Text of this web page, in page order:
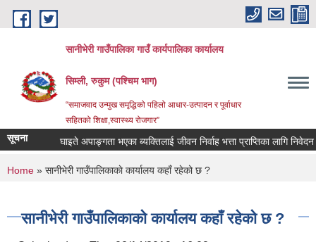
Skip to main content
सानीभेरी गाउँपालिका गाउँ कार्यपालिका कार्यालय
सिम्ली, रुकुम (पश्चिम भाग)
“समाजवाद उन्मुख समृद्धिको पहिलो आधार-उत्पादन र पूर्वाधार
सहितको शिक्षा,स्वास्थ्य रोजगार”
सूचना घाइते अपाङ्गता भएका ब्यक्तिलाई जीवन निर्वाह भत्ता प्राप्तिका लागि निवेदन
You are here
Home » सानीभेरी गाउँपालिकाकाे कार्यालय कहाँ रहेको छ ?
सानीभेरी गाउँपालिकाकाे कार्यालय कहाँ रहेको छ ?